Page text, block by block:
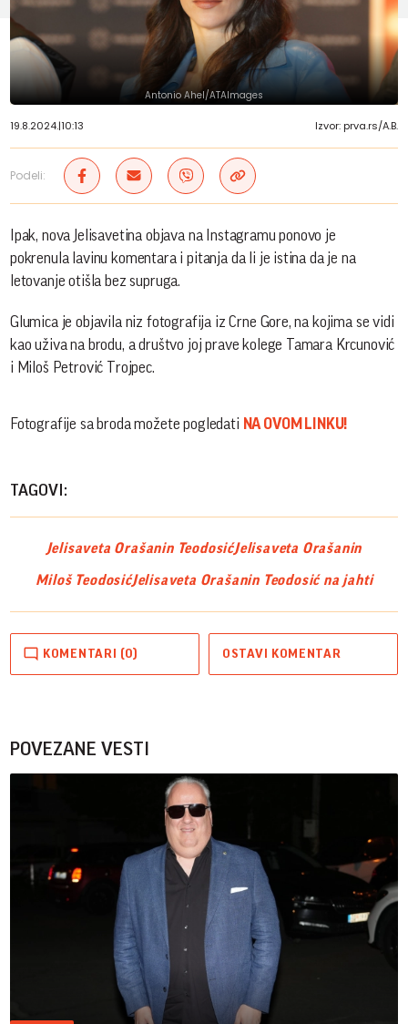
Antonio Ahel/ATAImages
19.8.2024.|10:13 Izvor: prva.rs/A.B.
Podeli:
Ipak, nova Jelisavetina objava na Instagramu ponovo je
pokrenula lavinu komentara i pitanja da li je istina da je na
letovanje otišla bez supruga.
Glumica je objavila niz fotografija iz Crne Gore, na kojima se vidi
kao uživa na brodu, a društvo joj prave kolege Tamara Krcunović
i Miloš Petrović Trojpec.
Fotografije sa broda možete pogledati NA OVOM LINKU!
TAGOVI:
Jelisaveta Orašanin TeodosićJelisaveta Orašanin
Miloš TeodosićJelisaveta Orašanin Teodosić na jahti
KOMENTARI (0) OSTAVI KOMENTAR
POVEZANE VESTI